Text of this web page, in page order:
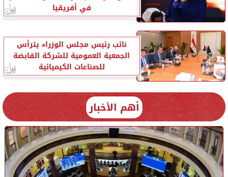
في أفريقيا
نائب رئيس مجلس الوزراء يترأس
الجمعية العمومية للشركة القابضة
للصناعات الكيميائية
أهم الأخبار